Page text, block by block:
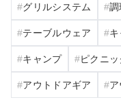
グリルシステム 調
テーブルウェア キ
キャンプ ピクニッ
アウトドアギア ア